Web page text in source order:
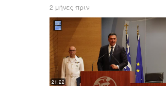
2 μήνες πριν
21:22